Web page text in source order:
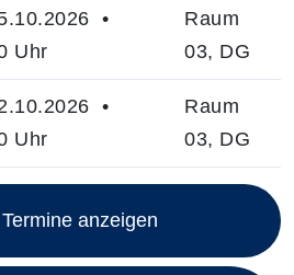
Termine zum diesen Kurs
•
Uhr
Raum
03, DG
•
Uhr
Raum
03, DG
anzeigen